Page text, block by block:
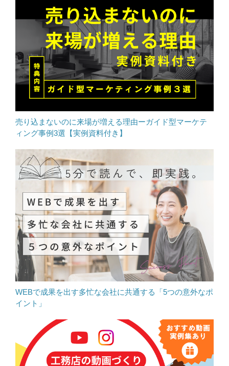
売り込まないのに来場が増える理由ーガイド型マーケテ
ィング事例3選【実例資料付き】
WEBで成果を出す多忙な会社に共通する「5つの意外なポ
イント」